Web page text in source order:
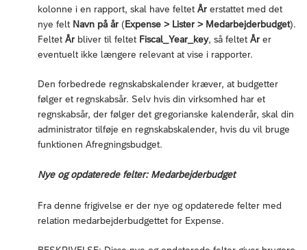
kolonne i en rapport, skal have feltet År erstattet med det
nye felt Navn på år (Expense > Lister > Medarbejderbudget).
Feltet År bliver til feltet Fiscal_Year_key, så feltet År er
eventuelt ikke længere relevant at vise i rapporter.
Den forbedrede regnskabskalender kræver, at budgetter
følger et regnskabsår. Selv hvis din virksomhed har et
regnskabsår, der følger det gregorianske kalenderår, skal din
administrator tilføje en regnskabskalender, hvis du vil bruge
funktionen Afregningsbudget.
Nye og opdaterede felter: Medarbejderbudget
Fra denne frigivelse er der nye og opdaterede felter med
relation medarbejderbudgettet for Expense.